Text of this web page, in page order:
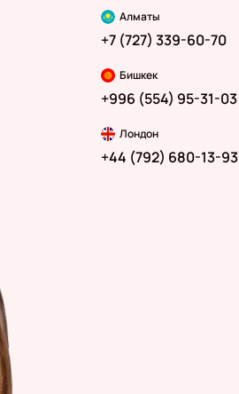
Алматы
+7 (727) 339-60-70
Бишкек
+996 (554) 95-31-03
Лондон
+44 (792) 680-13-93